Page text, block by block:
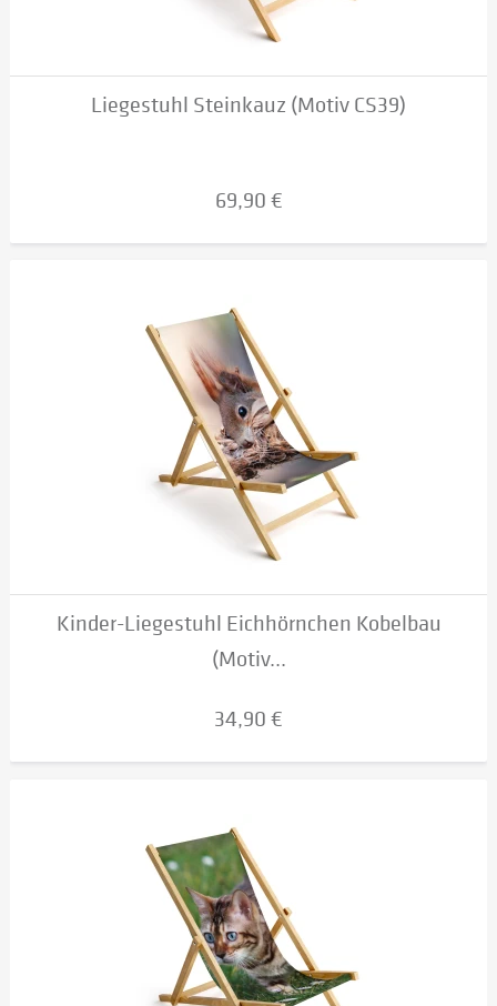
Liegestuhl Steinkauz (Motiv CS39)
69,90 €
Kinder-Liegestuhl Eichhörnchen Kobelbau
(Motiv...
34,90 €